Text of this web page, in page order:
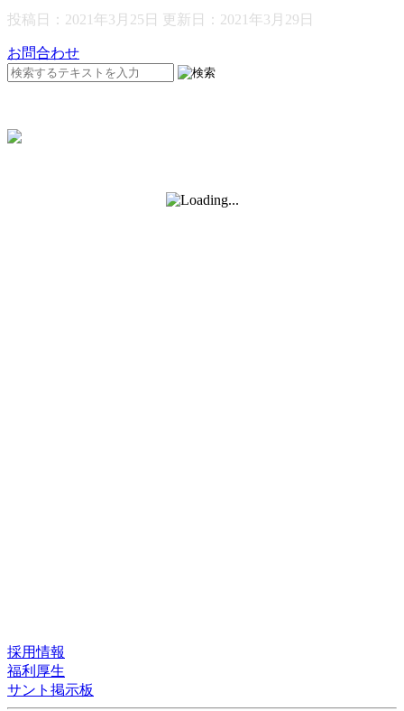
投稿日：2021年3月25日 更新日： 2021年3月29日
お問合わせ
採用情報
福利厚生
サント掲示板